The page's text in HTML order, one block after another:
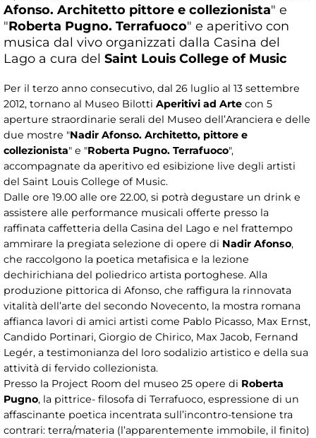
Afonso. Architetto pittore e collezionista" e
"Roberta Pugno. Terrafuoco" e aperitivo con
musica dal vivo organizzati dalla Casina del
Lago a cura del Saint Louis College of Music
Per il terzo anno consecutivo, dal 26 luglio al 13 settembre
2012, tornano al Museo Bilotti Aperitivi ad Arte con 5
aperture straordinarie serali del Museo dell’Aranciera e delle
due mostre "Nadir Afonso. Architetto, pittore e
collezionista" e "Roberta Pugno. Terrafuoco",
accompagnate da aperitivo ed esibizione live degli artisti
del Saint Louis College of Music.
Dalle ore 19.00 alle ore 22.00, si potrà degustare un drink e
assistere alle performance musicali offerte presso la
raffinata caffetteria della Casina del Lago e nel frattempo
ammirare la pregiata selezione di opere di Nadir Afonso,
che raccolgono la poetica metafisica e la lezione
dechirichiana del poliedrico artista portoghese. Alla
produzione pittorica di Afonso, che raffigura la rinnovata
vitalità dell’arte del secondo Novecento, la mostra romana
affianca lavori di amici artisti come Pablo Picasso, Max Ernst,
Candido Portinari, Giorgio de Chirico, Max Jacob, Fernand
Legér, a testimonianza del loro sodalizio artistico e della sua
attività di fervido collezionista.
Presso la Project Room del museo 25 opere di Roberta
Pugno, la pittrice- filosofa di Terrafuoco, espressione di un
affascinante poetica incentrata sull’incontro-tensione tra
contrari: terra/materia (l’apparentemente immobile, il finito)